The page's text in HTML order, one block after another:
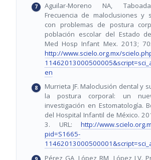
Aguilar-Moreno NA,
Frecuencia de maloclusiones y
con problemas de postura
población escolar del Estado
Med Hosp Infant Mex. 2013;
http://www.scielo.org.mx/
en
Murrieta JF. Maloclusión dental y
la postura corporal: un
investigación en Estomatología.
del Hospital Infantil de México.
3. URL: http://
pid=S1665-
Pérez GA, López RM, López LV.